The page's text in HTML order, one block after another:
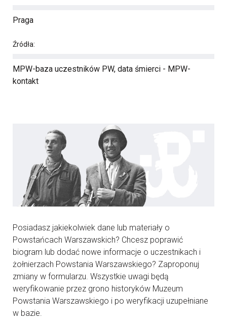
Praga
Źródła:
MPW-baza uczestników PW, data śmierci - MPW-
kontakt
Posiadasz jakiekolwiek dane lub materiały o
Powstańcach Warszawskich? Chcesz poprawić
biogram lub dodać nowe informacje o uczestnikach i
żołnierzach Powstania Warszawskiego? Zaproponuj
zmiany w formularzu. Wszystkie uwagi będą
weryfikowanie przez grono historyków Muzeum
Powstania Warszawskiego i po weryfikacji uzupełniane
w bazie.